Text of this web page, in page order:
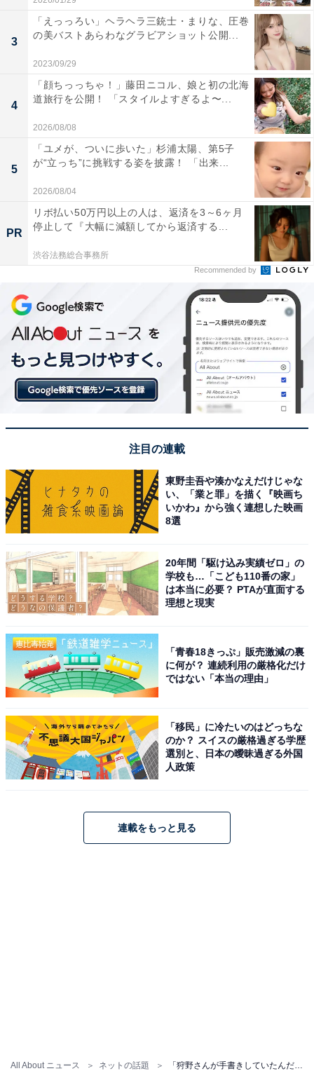
All About ニュース ネットの話題
3
「えっっろい」ヘラヘラ三銃士・まりな、圧巻
の美バストあらわなグラビアショット公開...
2023/09/29
4
「顔ちっっちゃ！」藤田ニコル、娘と初の北海
道旅行を公開！ 「スタイルよすぎるよ〜...
2026/08/08
5
「ユメが、ついに歩いた」杉浦太陽、第5子
が“立っち”に挑戦する姿を披露！ 「出来...
2026/08/04
PR
リボ払い50万円以上の人は、返済を3～6ヶ月
停止して『大幅に減額してから返済する...
渋谷法務総合事務所
Recommended by
注目の連載
東野圭吾や湊かなえだけじゃな
い、「業と罪」を描く『映画ち
いかわ』から強く連想した映画
8選
20年間「駆け込み実績ゼロ」の
学校も…「こども110番の家」
は本当に必要？ PTAが直面する
理想と現実
「青春18きっぷ」販売激減の裏
に何が？ 連続利用の厳格化だけ
ではない「本当の理由」
「移民」に冷たいのはどっちな
のか？ スイスの厳格過ぎる学歴
選別と、日本の曖昧過ぎる外国
人政策
連載をもっと見る